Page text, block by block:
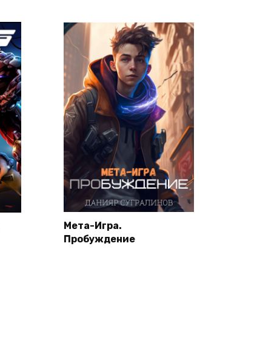
Мета-Игра.
Пробуждение